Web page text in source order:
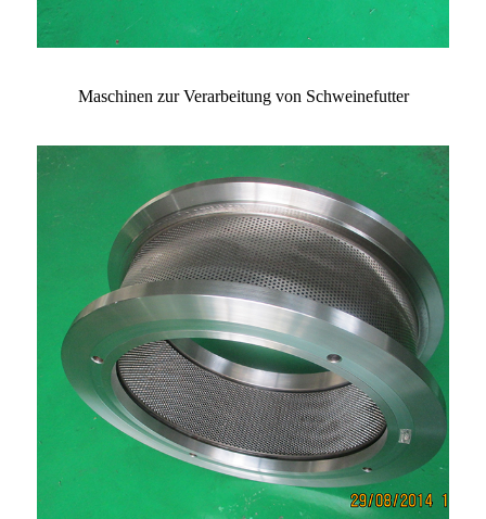
Maschinen zur Verarbeitung von Schweinefutter